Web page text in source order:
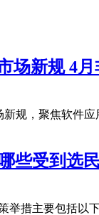
场新规 4
新规，聚焦软件
些受到选
举措主要包括以